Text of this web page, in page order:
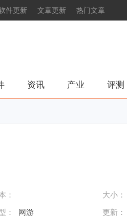
件更新 文章更新 热门文章
资讯 产业 评测
：
大小：
：
网游 更新：